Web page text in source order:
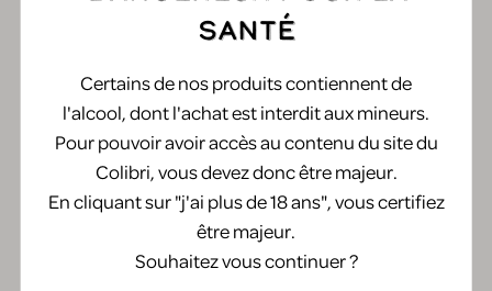
Edelzwicker "Les collines "
Domaine Leon Boesch
10,45 €
Pièce
santé
Certains de nos produits contiennent de
l'alcool, dont l'achat est interdit aux mineurs.
Pour pouvoir avoir accès au contenu du site du
Colibri, vous devez donc être majeur.
En cliquant sur "j'ai plus de 18 ans", vous certifiez
être majeur.
Souhaitez vous continuer ?